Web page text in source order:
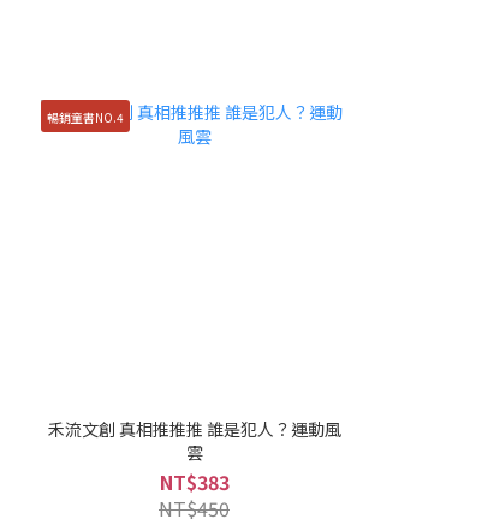
暢銷童書NO.4
禾流文創 真相推推推 誰是犯人？運動風
雲
NT$383
NT$450